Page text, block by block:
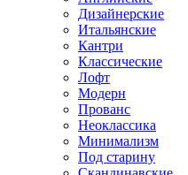
Дизайнерские
Итальянские
Кантри
Классические
Лофт
Модерн
Прованс
Неоклассика
Минимализм
Под старину